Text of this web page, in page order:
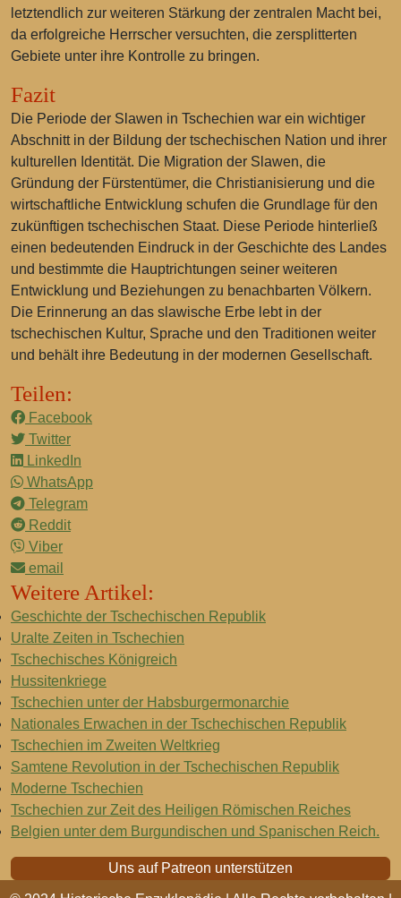
letztendlich zur weiteren Stärkung der zentralen Macht bei,
da erfolgreiche Herrscher versuchten, die zersplitterten
Gebiete unter ihre Kontrolle zu bringen.
Fazit
Die Periode der Slawen in Tschechien war ein wichtiger
Abschnitt in der Bildung der tschechischen Nation und ihrer
kulturellen Identität. Die Migration der Slawen, die
Gründung der Fürstentümer, die Christianisierung und die
wirtschaftliche Entwicklung schufen die Grundlage für den
zukünftigen tschechischen Staat. Diese Periode hinterließ
einen bedeutenden Eindruck in der Geschichte des Landes
und bestimmte die Hauptrichtungen seiner weiteren
Entwicklung und Beziehungen zu benachbarten Völkern.
Die Erinnerung an das slawische Erbe lebt in der
tschechischen Kultur, Sprache und den Traditionen weiter
und behält ihre Bedeutung in der modernen Gesellschaft.
Teilen:
Facebook
Twitter
LinkedIn
WhatsApp
Telegram
Reddit
Viber
email
Weitere Artikel:
Geschichte der Tschechischen Republik
Uralte Zeiten in Tschechien
Tschechisches Königreich
Hussitenkriege
Tschechien unter der Habsburgermonarchie
Nationales Erwachen in der Tschechischen Republik
Tschechien im Zweiten Weltkrieg
Samtene Revolution in der Tschechischen Republik
Moderne Tschechien
Tschechien zur Zeit des Heiligen Römischen Reiches
Belgien unter dem Burgundischen und Spanischen Reich.
Uns auf Patreon unterstützen